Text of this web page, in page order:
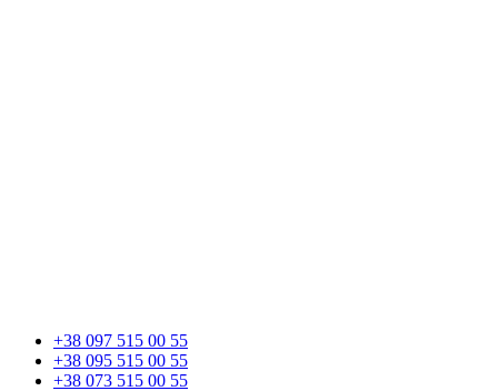
+38 097 515 00 55
+38 095 515 00 55
+38 073 515 00 55